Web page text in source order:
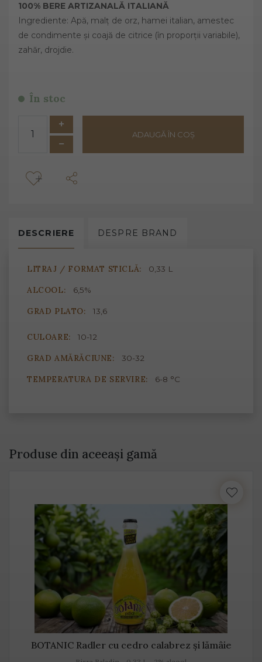
100% BERE ARTIZANALĂ ITALIANĂ
Ingrediente: Apă, malț de orz, hamei italian, amestec
de condimente și coajă de citrice (în proporții variabile),
zahăr, drojdie.
În stoc
ADAUGĂ ÎN COȘ
DESCRIERE DESPRE BRAND
LITRAJ / FORMAT STICLĂ: 0,33 L
ALCOOL: 6,5%
GRAD PLATO: 13,6
CULOARE: 10-12
GRAD AMĂRĂCIUNE: 30-32
TEMPERATURA DE SERVIRE: 6-8 °C
Produse din aceeași gamă
BOTANIC Radler cu cedro calabrez și lămâie